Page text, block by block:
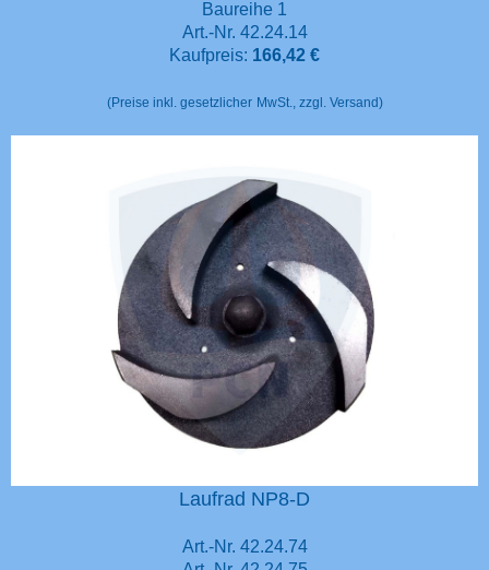
Baureihe 1
Art.-Nr. 42.24.14
Kaufpreis: 166,42 €
(Preise inkl. gesetzlicher MwSt., zzgl. Versand)
Laufrad NP8-D
Art.-Nr. 42.24.74